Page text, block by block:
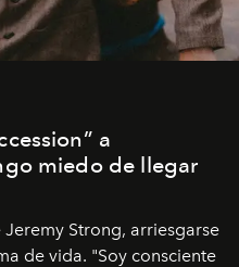
a
miedo de llegar
Strong, arriesgarse
de vida. "Soy consciente